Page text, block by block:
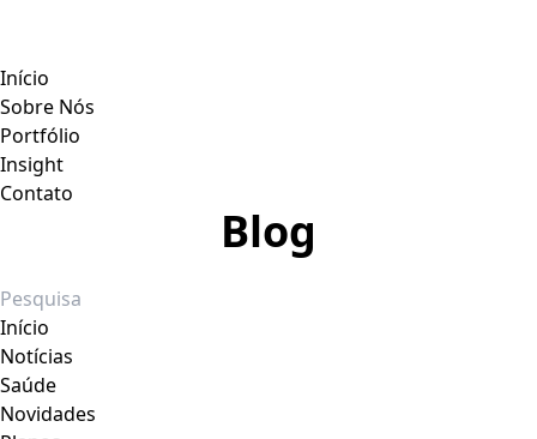
Início
Sobre Nós
Portfólio
Insight
Contato
Blog
Início
Notícias
Saúde
Novidades